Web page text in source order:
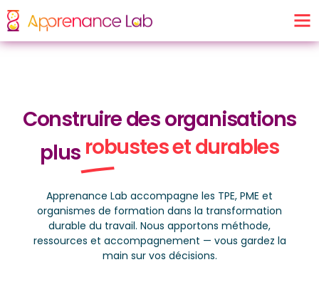
Construire des organisations
plus robustes et durables
Apprenance Lab accompagne les TPE, PME et
organismes de formation dans la transformation
durable du travail. Nous apportons méthode,
ressources et accompagnement — vous gardez la
main sur vos décisions.